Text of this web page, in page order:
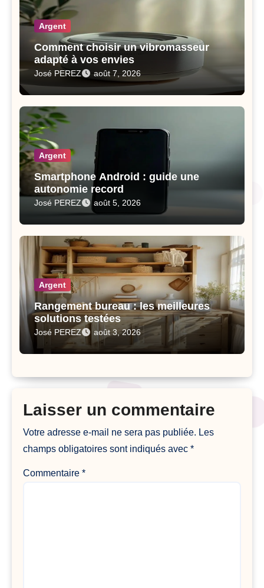
Argent
Comment choisir un vibromasseur
adapté à vos envies
José PEREZ août 7, 2026
Argent
Smartphone Android : guide une
autonomie record
José PEREZ août 5, 2026
Argent
Rangement bureau : les meilleures
solutions testées
José PEREZ août 3, 2026
Laisser un commentaire
Votre adresse e-mail ne sera pas publiée. Les
champs obligatoires sont indiqués avec*
Commentaire*